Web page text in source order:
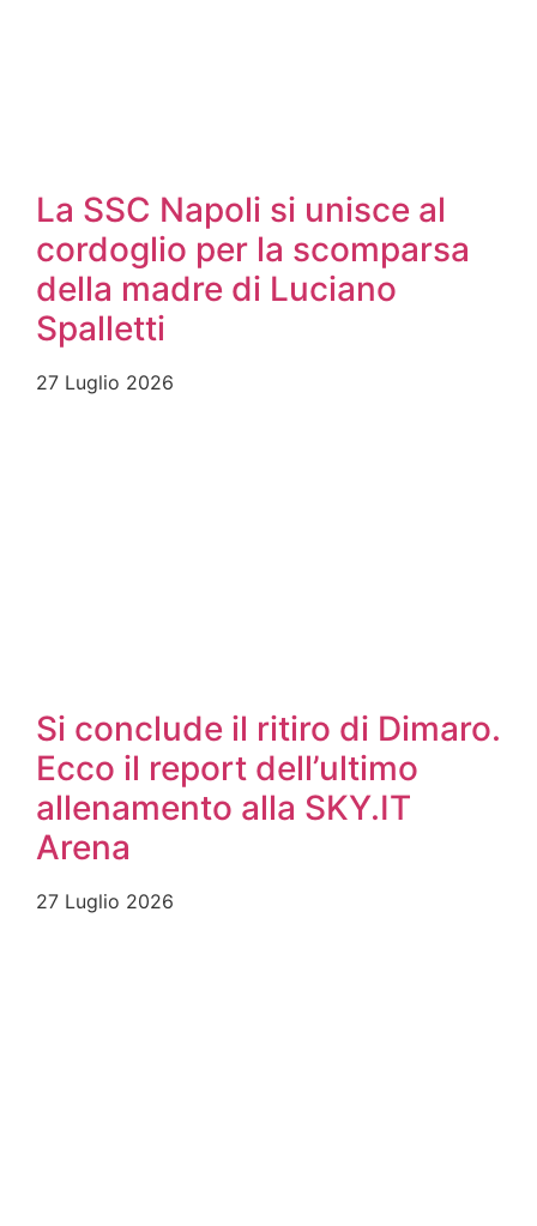
La SSC Napoli si unisce al
cordoglio per la scomparsa
della madre di Luciano
Spalletti
27 Luglio 2026
Si conclude il ritiro di Dimaro.
Ecco il report dell’ultimo
allenamento alla SKY.IT
Arena
27 Luglio 2026